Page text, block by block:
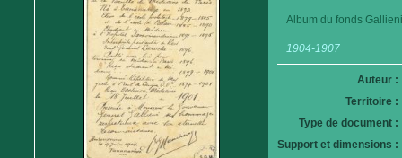
Album du fonds
1904-1907
Auteur :
Territoire :
Type de document :
Support et dimensions :